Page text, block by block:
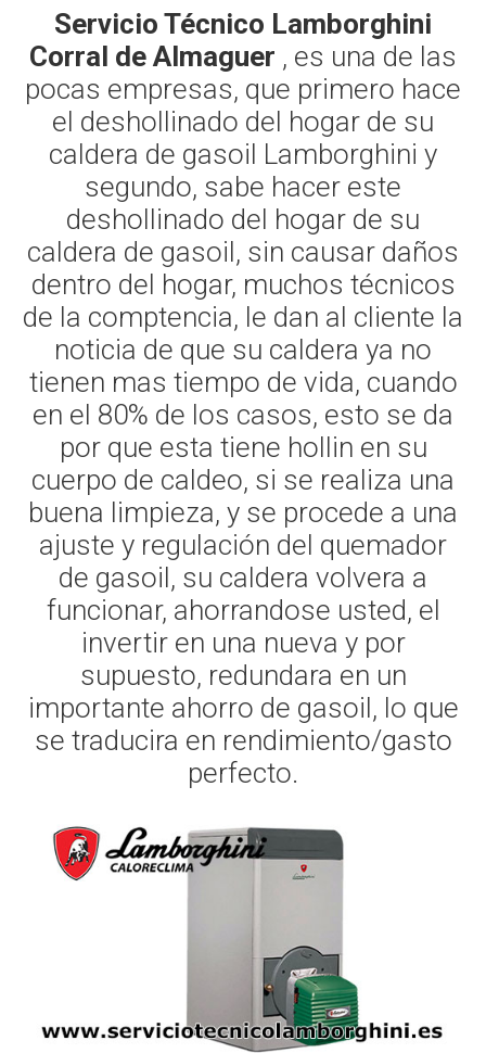
Servicio Técnico Lamborghini
Corral de Almaguer , es una de las
pocas empresas, que primero hace
el deshollinado del hogar de su
caldera de gasoil Lamborghini y
segundo, sabe hacer este
deshollinado del hogar de su
caldera de gasoil, sin causar daños
dentro del hogar, muchos técnicos
de la comptencia, le dan al cliente la
noticia de que su caldera ya no
tienen mas tiempo de vida, cuando
en el 80% de los casos, esto se da
por que esta tiene hollin en su
cuerpo de caldeo, si se realiza una
buena limpieza, y se procede a una
ajuste y regulación del quemador
de gasoil, su caldera volvera a
funcionar, ahorrandose usted, el
invertir en una nueva y por
supuesto, redundara en un
importante ahorro de gasoil, lo que
se traducira en rendimiento/gasto
perfecto.